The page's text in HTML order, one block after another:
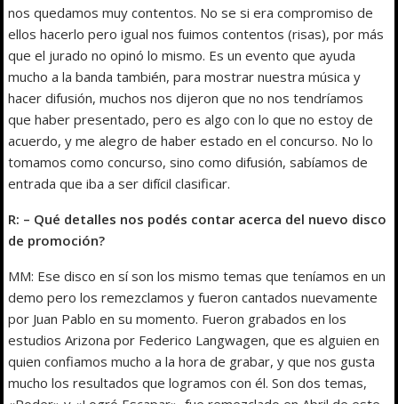
nos quedamos muy contentos. No se si era compromiso de
ellos hacerlo pero igual nos fuimos contentos (risas), por más
que el jurado no opinó lo mismo. Es un evento que ayuda
mucho a la banda también, para mostrar nuestra música y
hacer difusión, muchos nos dijeron que no nos tendríamos
que haber presentado, pero es algo con lo que no estoy de
acuerdo, y me alegro de haber estado en el concurso. No lo
tomamos como concurso, sino como difusión, sabíamos de
entrada que iba a ser difícil clasificar.
R: – Qué detalles nos podés contar acerca del nuevo disco
de promoción?
MM: Ese disco en sí son los mismo temas que teníamos en un
demo pero los remezclamos y fueron cantados nuevamente
por Juan Pablo en su momento. Fueron grabados en los
estudios Arizona por Federico Langwagen, que es alguien en
quien confiamos mucho a la hora de grabar, y que nos gusta
mucho los resultados que logramos con él. Son dos temas,